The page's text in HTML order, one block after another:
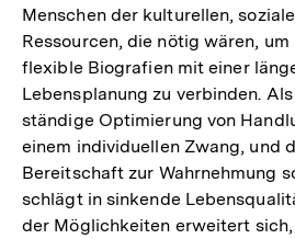
Menschen der kulturellen,
Ressourcen, die nötig wären,
flexible Biografien mit einer
Lebensplanung zu verbinden.
ständige Optimierung von
einem individuellen Zwang, und
Bereitschaft zur Wahrnehmung
schlägt in sinkende
der Möglichkeiten erweitert